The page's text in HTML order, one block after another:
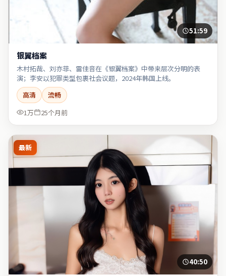
51:59
银翼档案
木村拓哉、刘亦菲、雷佳音在《银翼档案》中带来层次分明的表
演；李安以犯罪类型包裹社会议题，2024年韩国上线。
高清
流畅
1万
25个月前
最新
40:50